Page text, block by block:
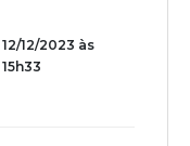
12/12/2023 às
15h33